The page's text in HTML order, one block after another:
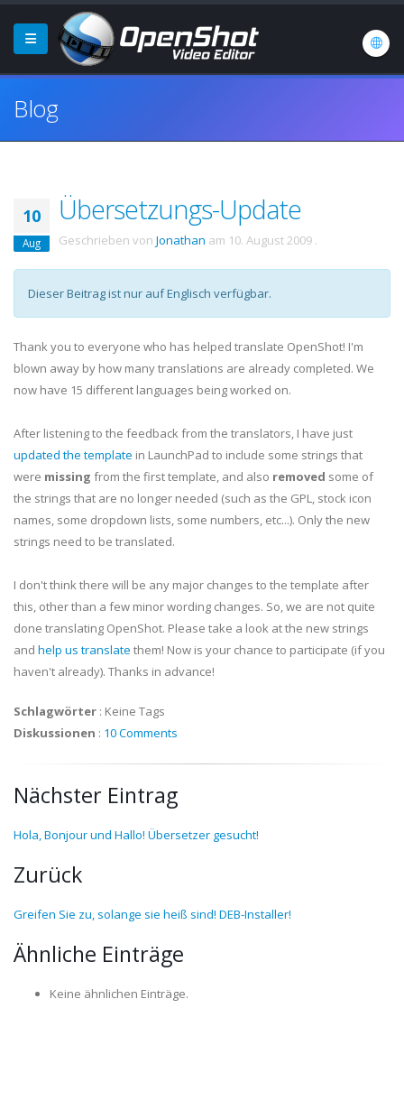
Blog
10
Aug
Übersetzungs-Update
Geschrieben von Jonathan am 10. August 2009 .
Dieser Beitrag ist nur auf Englisch verfügbar.
Thank you to everyone who has helped translate OpenShot! I'm
blown away by how many translations are already completed. We
now have 15 different languages being worked on.
After listening to the feedback from the translators, I have just
updated the template in LaunchPad to include some strings that
were missing from the first template, and also removed some of
the strings that are no longer needed (such as the GPL, stock icon
names, some dropdown lists, some numbers, etc...). Only the new
strings need to be translated.
I don't think there will be any major changes to the template after
this, other than a few minor wording changes. So, we are not quite
done translating OpenShot. Please take a look at the new strings
and help us translate them! Now is your chance to participate (if you
haven't already). Thanks in advance!
Schlagwörter : Keine Tags
Diskussionen : 10 Comments
Nächster Eintrag
Hola, Bonjour und Hallo! Übersetzer gesucht!
Zurück
Greifen Sie zu, solange sie heiß sind! DEB-Installer!
Ähnliche Einträge
Keine ähnlichen Einträge.